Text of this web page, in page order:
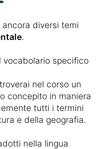
diversi temi
.
vocabolario specifico
nel corso un
concepito in maniera
tutti i termini
e della geografia.
nella lingua